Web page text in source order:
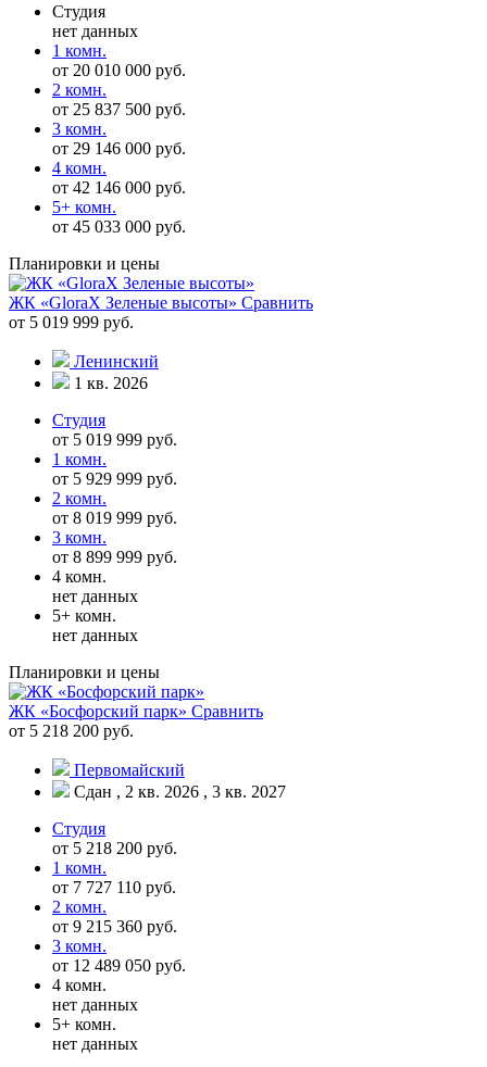
Студия
нет данных
1 комн.
от 20 010 000 руб.
2 комн.
от 25 837 500 руб.
3 комн.
от 29 146 000 руб.
4 комн.
от 42 146 000 руб.
5+ комн.
от 45 033 000 руб.
Планировки и цены
ЖК «GloraX Зеленые высоты» Сравнить
от 5 019 999 руб.
Ленинский
1 кв. 2026
Студия
от 5 019 999 руб.
1 комн.
от 5 929 999 руб.
2 комн.
от 8 019 999 руб.
3 комн.
от 8 899 999 руб.
4 комн.
нет данных
5+ комн.
нет данных
Планировки и цены
ЖК «Босфорский парк» Сравнить
от 5 218 200 руб.
Первомайский
Сдан , 2 кв. 2026 , 3 кв. 2027
Студия
от 5 218 200 руб.
1 комн.
от 7 727 110 руб.
2 комн.
от 9 215 360 руб.
3 комн.
от 12 489 050 руб.
4 комн.
нет данных
5+ комн.
нет данных